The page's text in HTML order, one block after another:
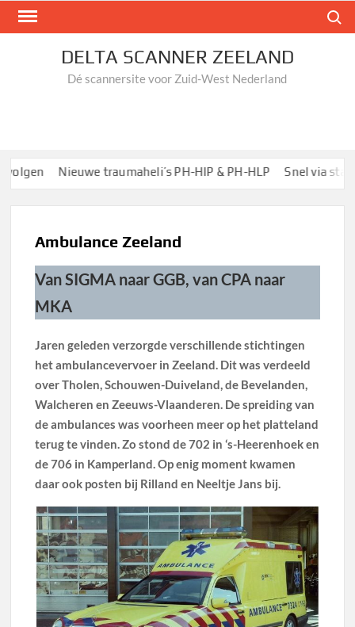
Zoek
DELTA SCANNER ZEELAND
Dé scannersite voor Zuid-West Nederland
Nieuwe traumaheli’s PH-HIP & PH-HLP Snel via
Ambulance Zeeland
Van SIGMA naar GGB, van CPA naar
MKA
Jaren geleden verzorgde verschillende stichtingen
het ambulancevervoer in Zeeland. Dit was verdeeld
over Tholen, Schouwen-Duiveland, de Bevelanden,
Walcheren en Zeeuws-Vlaanderen. De spreiding van
de ambulances was voorheen meer op het platteland
terug te vinden. Zo stond de 702 in ‘s-Heerenhoek en
de 706 in Kamperland. Op enig moment kwamen
daar ook posten bij Rilland en Neeltje Jans bij.